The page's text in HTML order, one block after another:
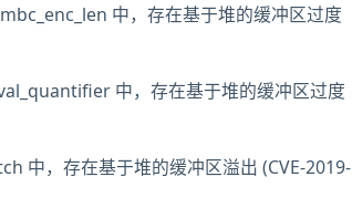
中，存在基于堆的缓冲区过度
中，存在基于堆的缓冲区过度
中，存在基于堆的缓冲区溢出 (CVE-2019-